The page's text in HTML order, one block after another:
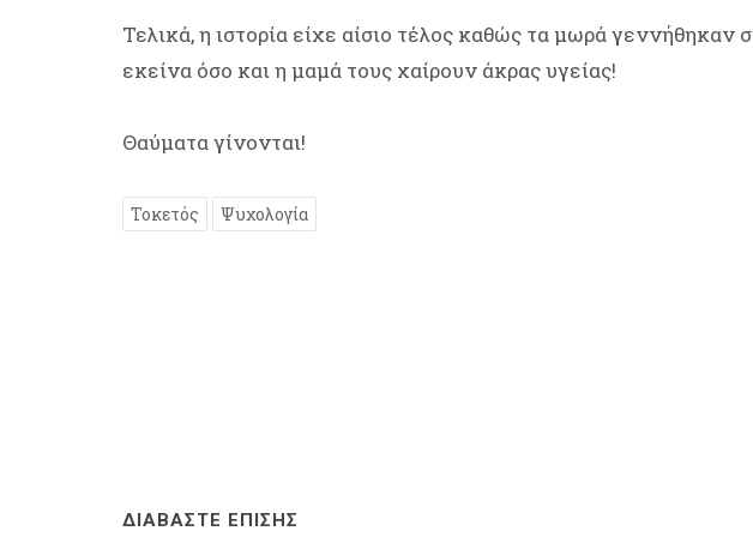
Τελικά, η ιστορία είχε αίσιο τέλος καθώς τα μωρά γεννήθηκαν
εκείνα όσο και η μαμά τους χαίρουν άκρας υγείας!
Θαύματα γίνονται!
Τοκετός Ψυχολογία
ΔΙΑΒΑΣΤΕ ΕΠΙΣΗΣ